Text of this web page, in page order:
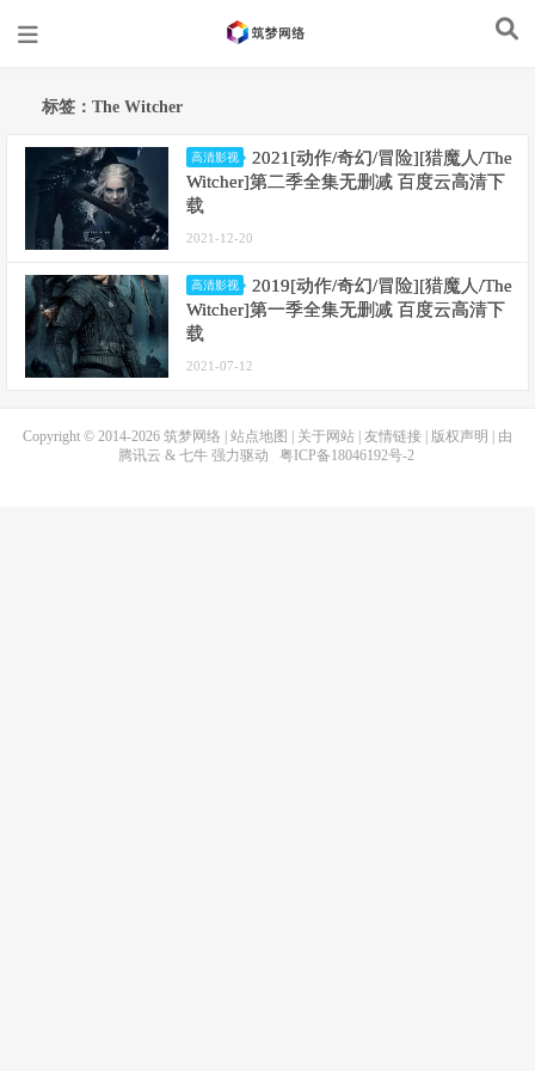
标签：The Witcher
高清影视
2021[动作/奇幻/冒险][猎魔人/The
Witcher]第二季全集无删减 百度云高清下
载
2021-12-20
高清影视
2019[动作/奇幻/冒险][猎魔人/The
Witcher]第一季全集无删减 百度云高清下
载
2021-07-12
Copyright © 2014-2026 筑梦网络 站点地图 关于网站 友情链接 版权声明
| 由
腾讯云 & 七牛强力驱动 粤ICP备18046192号-2